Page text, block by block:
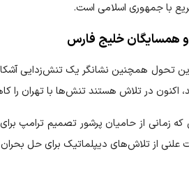
با جمهوری اسلامی است.
و همسایگان خلیج فارس
تحول همچنین نشانگر یک تنش‌زدایی
اکنون در تلاش‌ هستند تنش‌ها با تهران
علنی از تلاش‌های دیپلماتیک برای حل